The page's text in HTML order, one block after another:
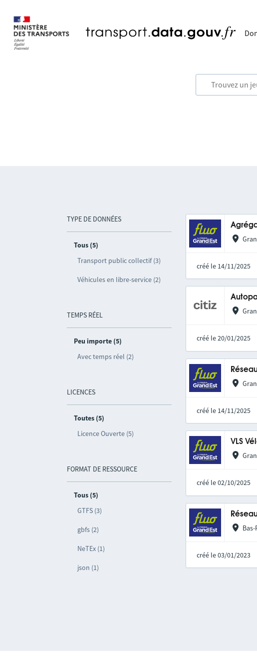
TYPE DE DONNÉES
Tous (5)
Transport public collectif (3)
Véhicules en libre-service (2)
TEMPS RÉEL
Peu importe (5)
Avec temps réel (2)
LICENCES
Toutes (5)
Licence Ouverte (5)
FORMAT DE RESSOURCE
Tous (5)
GTFS (3)
gbfs (2)
NeTEx (1)
json (1)
créé le 14/11/2025
créé le 20/01/2025
créé le 14/11/2025
VLS
créé le 02/10/2025
créé le 03/01/2023